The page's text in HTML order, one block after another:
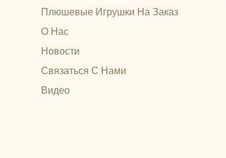
Плюшевые Игрушки На Заказ
О Нас
Новости
Связаться С Нами
Видео